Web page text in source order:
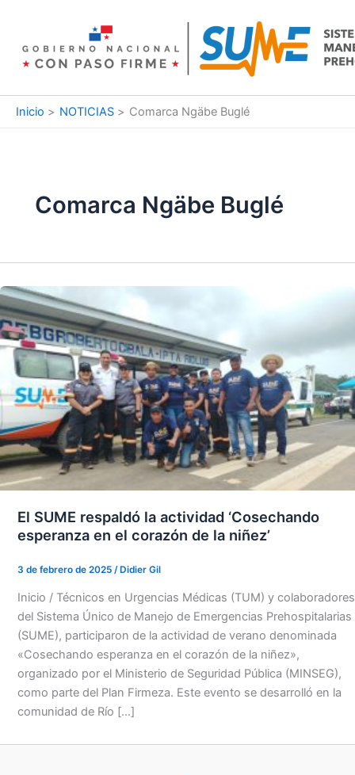
contenido
Inicio NOTICIAS Comarca Ngäbe Buglé
Comarca Ngäbe Buglé
El SUME respaldó la actividad ‘Cosechando
esperanza en el corazón de la niñez’
3 de febrero de 2025 / Didier Gil
Inicio / Técnicos en Urgencias Médicas (TUM) y colaboradores
del Sistema Único de Manejo de Emergencias Prehospitalarias
(SUME), participaron de la actividad de verano denominada
«Cosechando esperanza en el corazón de la niñez»,
organizado por el Ministerio de Seguridad Pública (MINSEG),
como parte del Plan Firmeza. Este evento se desarrolló en la
comunidad de Río […]